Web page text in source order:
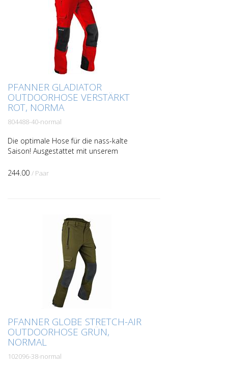
PFANNER GLADIATOR
OUTDOORHOSE VERSTÄRKT
ROT, NORMA
804488-40-normal
Die optimale Hose für die nass-kalte
Saison! Ausgestattet mit unserem
Gladiator Stoff, bietet diese Outdoorhose
244.00 / Paar
PFANNER GLOBE STRETCH-AIR
OUTDOORHOSE GRÜN,
NORMAL
102096-38-normal